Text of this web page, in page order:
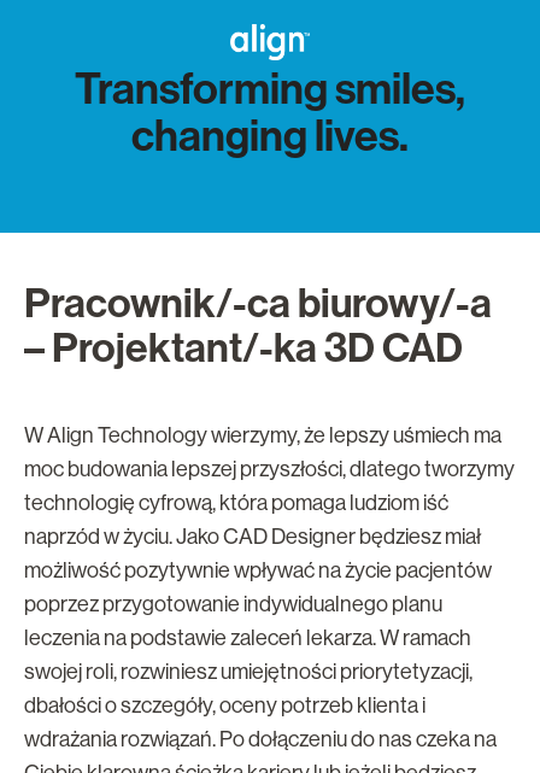
Transforming smiles,
changing lives.
Pracownik/-ca biurowy/-a
– Projektant/-ka 3D CAD
W Align Technology wierzymy, że lepszy uśmiech ma
moc budowania lepszej przyszłości, ​dlatego tworzymy
technologię cyfrową, która pomaga ludziom iść
naprzód ​w życiu. Jako CAD Designer będziesz miał
możliwość pozytywnie wpływać na życie pacjentów
poprzez przygotowanie indywidualnego planu
leczenia na podstawie zaleceń lekarza. W ramach
swojej roli, rozwiniesz umiejętności priorytetyzacji,
dbałości o szczegóły, oceny potrzeb klienta i
wdrażania rozwiązań. Po dołączeniu do nas czeka na